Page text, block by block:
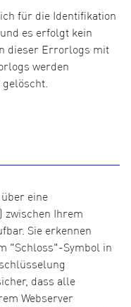
für die Identifikation
es erfolgt kein
dieser Errorlogs mit
werden
gelöscht.
eine
zwischen Ihrem
Sie erkennen
"Schloss"-Symbol in
dass alle
Webserver